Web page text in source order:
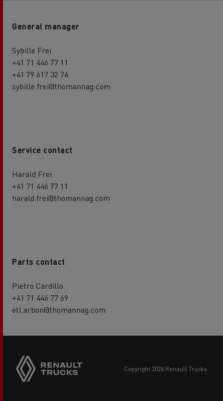
General manager
Sybille Frei
+41 71 446 77 11
+41 79 617 32 74
sybille.frei@thomannag.com
Service contact
Harald Frei
+41 71 446 77 11
harald.frei@thomannag.com
Parts contact
Pietro Cardillo
+41 71 446 77 69
etl.arbon@thomannag.com
copyright 2026 Renault Trucks